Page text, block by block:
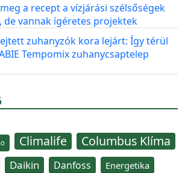
a recept a vízjárási szélsőségek
de vannak ígéretes projektek
zuhanyzók kora lejárt: Így térül
Tempomix zuhanycsaptelep
Climalife Columbus Klíma
Daikin Danfoss Energetika